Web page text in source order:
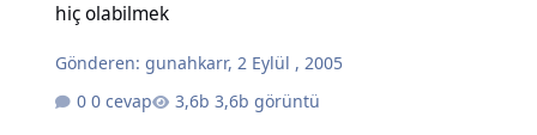
hiç olabilmek
Gönderen:gunahkarr,2 Eylül , 2005
0 cevap
3,6b görüntü